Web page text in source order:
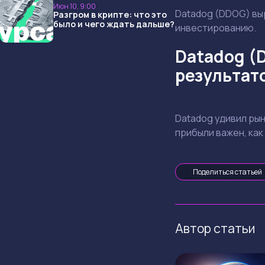
Июн 10, 9:00
Разгром в крипте: что это
было и чего ждать дальше?
Datadog (DDOG)
инвестированию.
Datadog
Datadog удивил
прибыли важен,
Поделиться статьей
Автор статьи